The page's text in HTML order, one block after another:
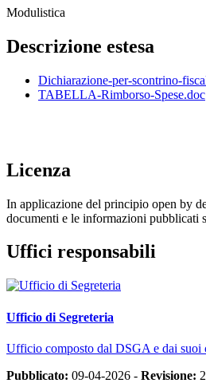
Modulistica
Descrizione estesa
Dichiarazione-per-scontrino-
TABELLA-Rimborso-Spese.doc
Licenza
In applicazione del principio open by
documenti e le informazioni pubblicati
Uffici responsabili
Ufficio di Segreteria
Ufficio composto dal DSGA e dai suoi
Pubblicato: 09-04-2026 - Revisione: